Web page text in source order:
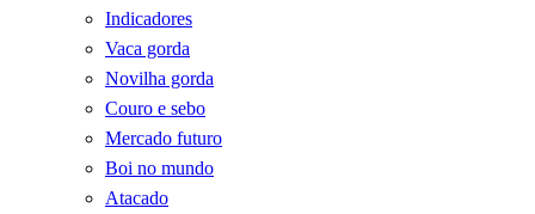
Indicadores
Vaca gorda
Novilha gorda
Couro e sebo
Mercado futuro
Boi no mundo
Atacado